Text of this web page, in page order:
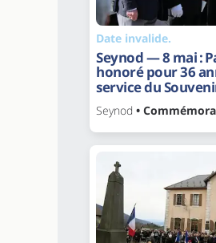
Date invalide.
Seynod — 8 mai :
honoré pour 36
service du
Seynod •